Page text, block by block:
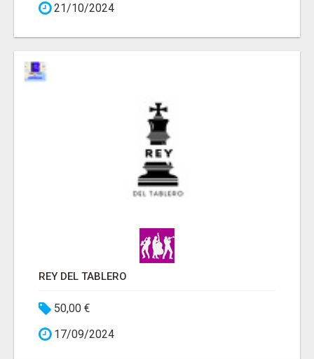
21/10/2024
REY DEL TABLERO
50,00 €
17/09/2024